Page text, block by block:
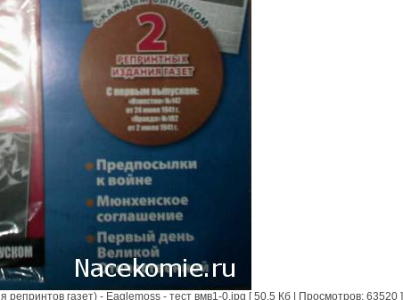
газет) - Eaglemoss - тест вмв1-0.jpg [ 50.5 Кб | Просмотров: 63520 ]